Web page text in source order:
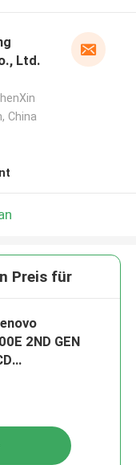
Ltd.
China
Preis für
2ND GEN